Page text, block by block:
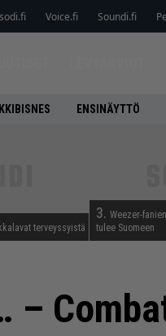
Voice.fi Soundi.fi
ENSINÄYTTÖ
terveyssyistä
3. Weezer-
tulee Suomeen
–